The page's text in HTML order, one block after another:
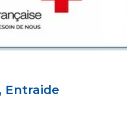
Entraide